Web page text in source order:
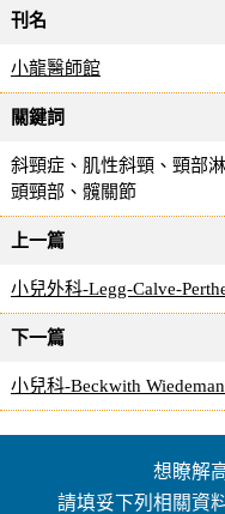
刊名
小龍醫師館
關鍵詞
斜頸症、肌性斜頸、頸部
頭頸部、髖關節
上一篇
小兒外科-Legg-Calve-
下一篇
小兒科-Beckwith
想瞭解
請填妥下列相關資